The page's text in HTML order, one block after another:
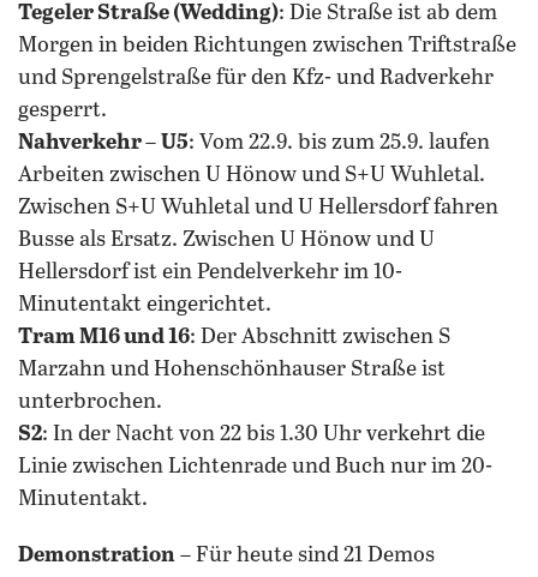
Tegeler Straße (Wedding): Die Straße ist ab dem
Morgen in beiden Richtungen zwischen Triftstraße
und Sprengelstraße für den Kfz- und Radverkehr
gesperrt.
Nahverkehr– U5: Vom 22.9. bis zum 25.9. laufen
Arbeiten zwischen U Hönow und S+U Wuhletal.
Zwischen S+U Wuhletal und U Hellersdorf fahren
Busse als Ersatz. Zwischen U Hönow und U
Hellersdorf ist ein Pendelverkehr im 10-
Minutentakt eingerichtet.
Tram M16 und 16: Der Abschnitt zwischen S
Marzahn und Hohenschönhauser Straße ist
unterbrochen.
S2: In der Nacht von 22 bis 1.30 Uhr verkehrt die
Linie zwischen Lichtenrade und Buch nur im 20-
Minutentakt.
Demonstration – Für heute sind 21 Demos